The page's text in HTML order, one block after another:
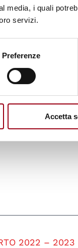
media, i quali
servizi.
Preferenze
Accetta
in cui
delle
al governo e
tutto il mondo
ai diritti
2022 – 2023